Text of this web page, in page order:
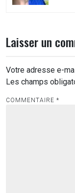
Laisser un
Votre adresse e-
Les champs
COMMENTAIRE *